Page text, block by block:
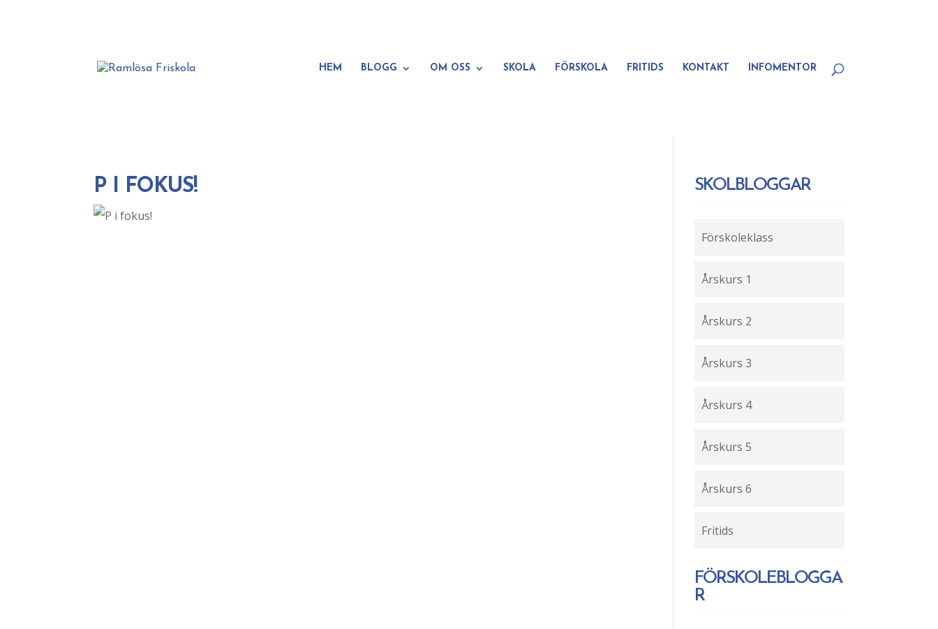
HEM BLOGG OM OSS SKOLA FÖRSKOLA FRITIDS KONTAKT INFOMENTOR
P I FOKUS! SKOLBLOGGAR
Förskoleklass
Årskurs 1
Årskurs 2
Årskurs 3
Årskurs 4
Årskurs 5
Årskurs 6
Fritids
FÖRSKOLEBLOGGA
R